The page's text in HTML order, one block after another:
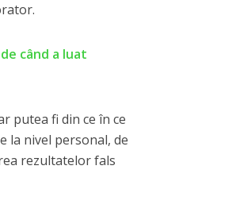
când a luat
putea fi din ce în ce
la nivel personal, de
rezultatelor fals